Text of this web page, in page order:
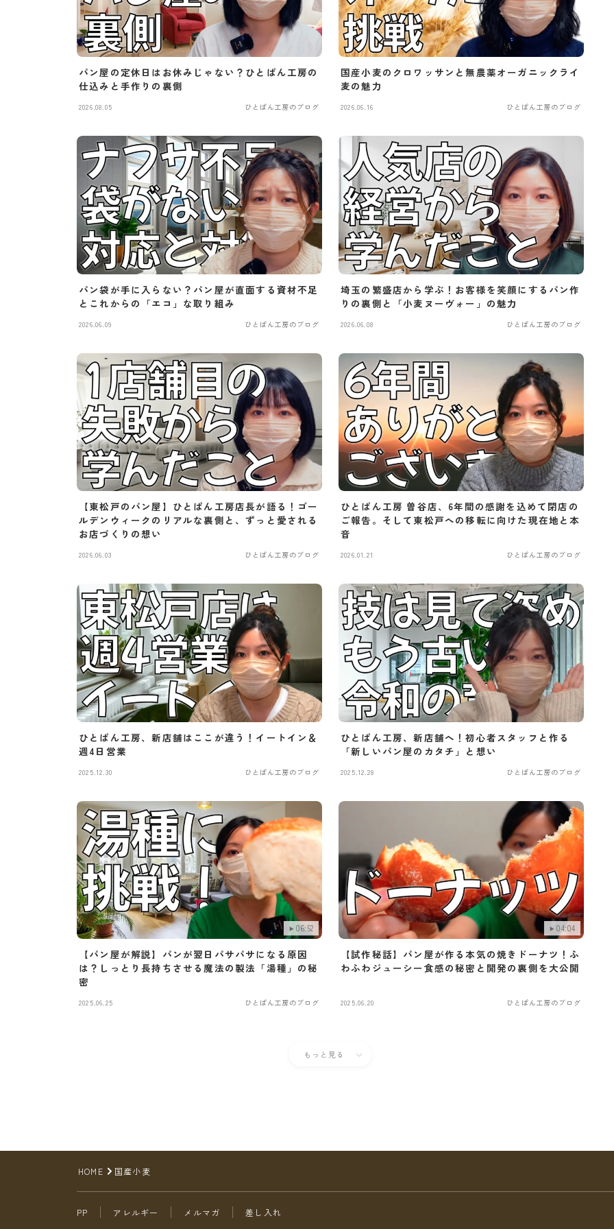
パン屋の定休日はお休みじゃない？ひとぱん工房の
仕込みと手作りの裏側
2026.08.05 ひとぱん工房のブログ
国産小麦のクロワッサンと無農薬オーガニックライ
麦の魅力
2026.06.16 ひとぱん工房のブログ
パン袋が手に入らない？パン屋が直面する資材不足
とこれからの「エコ」な取り組み
2026.06.09 ひとぱん工房のブログ
埼玉の繁盛店から学ぶ！お客様を笑顔にするパン作
りの裏側と「小麦ヌーヴォー」の魅力
2026.06.08 ひとぱん工房のブログ
【東松戸のパン屋】ひとぱん工房店長が語る！ゴー
ルデンウィークのリアルな裏側と、ずっと愛される
お店づくりの想い
2026.06.03 ひとぱん工房のブログ
ひとぱん工房 曽谷店、6年間の感謝を込めて閉店の
ご報告。そして東松戸への移転に向けた現在地と本
音
2026.01.21 ひとぱん工房のブログ
ひとぱん工房、新店舗はここが違う！イートイン＆
週4日営業
2025.12.30 ひとぱん工房のブログ
ひとぱん工房、新店舗へ！初心者スタッフと作る
「新しいパン屋のカタチ」と想い
2025.12.28 ひとぱん工房のブログ
06:52
【パン屋が解説】パンが翌日パサパサになる原因
は？しっとり長持ちさせる魔法の製法「湯種」の秘
密
2025.06.25 ひとぱん工房のブログ
04:04
【試作秘話】パン屋が作る本気の焼きドーナツ！ふ
わふわジューシー食感の秘密と開発の裏側を大公開
2025.06.20 ひとぱん工房のブログ
もっと見る
HOME 国産小麦
PP アレルギー メルマガ 差し入れ